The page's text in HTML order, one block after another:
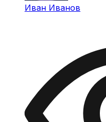
Иван Иванов